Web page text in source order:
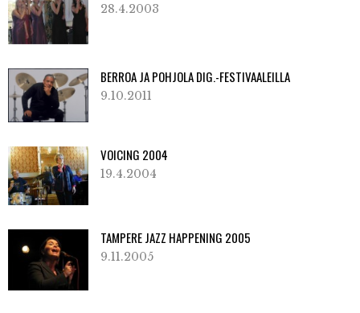
28.4.2003
BERROA JA POHJOLA DIG.-FESTIVAALEILLA
9.10.2011
VOICING 2004
19.4.2004
TAMPERE JAZZ HAPPENING 2005
9.11.2005